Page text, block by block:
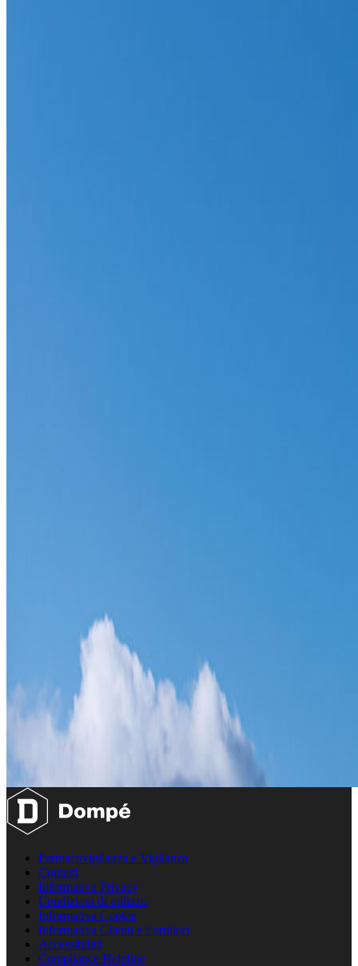
Farmacovigilanza e Vigilanza
Contatti
Informativa Privacy
Condizioni di utilizzo
Informativa Cookie
Informativa Clienti e Fornitori
Accessibilità
Compliance Helpline